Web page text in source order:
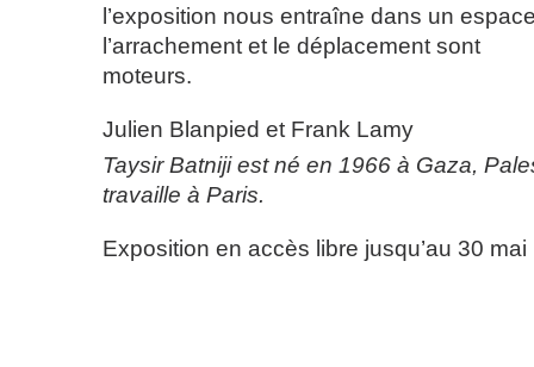
l’exposition nous entraîne dans un
l’arrachement et le déplacement sont
moteurs.
Julien Blanpied et Frank Lamy
Taysir Batniji est né en 1966 à Gaza,
travaille à Paris.
Exposition en accès libre jusqu’au 30 mai